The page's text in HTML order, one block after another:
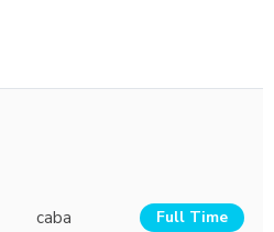
caba Full Time